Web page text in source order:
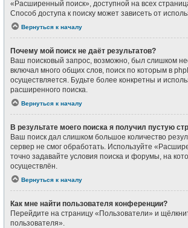
«Расширенный поиск», доступной на всех
Способ доступа к поиску может зависеть от
Вернуться к началу
Почему мой поиск не даёт результатов?
Ваш поисковый запрос, возможно, был слишком
включал много общих слов, поиск по которым в
осуществляется. Будьте более конкретны и
расширенного поиска.
Вернуться к началу
В результате моего поиска я получил пустую
Ваш поиск дал слишком большое количество
сервер не смог обработать. Используйте
точно задавайте условия поиска и форумы, на
осуществлён.
Вернуться к началу
Как мне найти пользователя конференции?
Перейдите на страницу «Пользователи» и
пользователя».